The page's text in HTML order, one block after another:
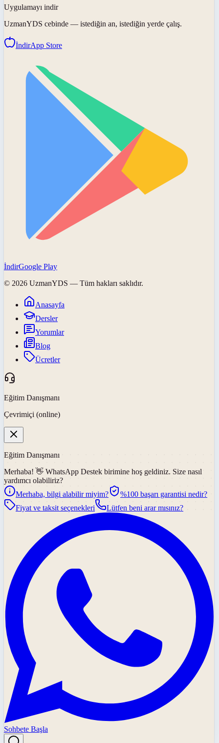
Uygulamayı indir
UzmanYDS cebinde — istediğin an, istediğin yerde çalış.
İndirApp Store
İndirGoogle Play
© 2026 UzmanYDS — Tüm hakları saklıdır.
Anasayfa
Dersler
Yorumlar
Blog
Ücretler
Eğitim Danışmanı
Çevrimiçi (online)
Eğitim Danışmanı
Merhaba! 👋 WhatsApp Destek birimine hoş geldiniz. Size nasıl
yardımcı olabiliriz?
Merhaba, bilgi alabilir miyim?
%100 başarı garantisi nedir?
Fiyat ve taksit seçenekleri
Lütfen beni arar mısınız?
Sohbete Başla